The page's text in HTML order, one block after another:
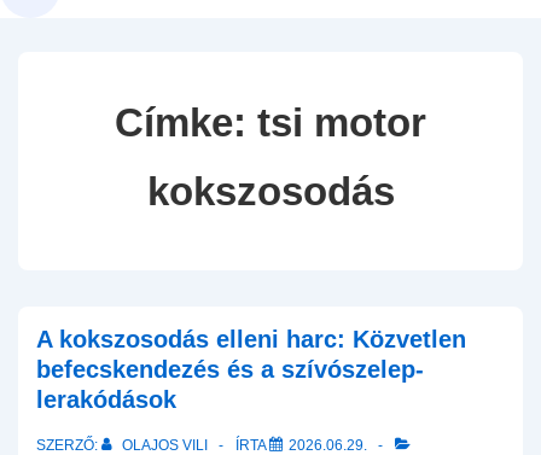
Címke: tsi motor
kokszosodás
A kokszosodás elleni harc: Közvetlen
befecskendezés és a szívószelep-
lerakódások
SZERZŐ: OLAJOS VILI ÍRTA
2026.06.29.